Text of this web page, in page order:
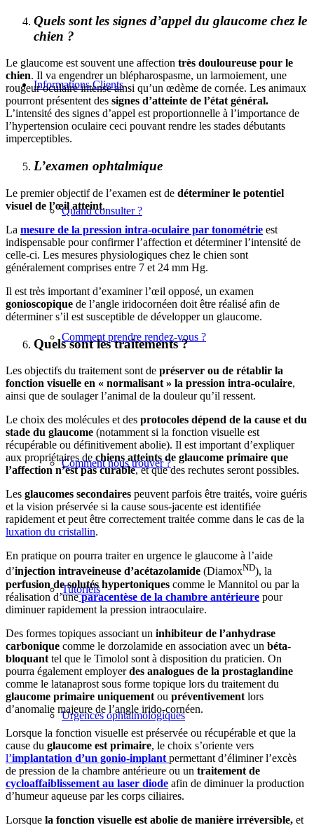
Informations Clients
Quand consulter ?
Comment prendre rendez-vous ?
Comment nous trouver ?
Tutoriels
Urgences ophtalmologiques
Quels sont les signes d’appel du glaucome chez le
chien ?
Le glaucome est souvent une affection très douloureuse pour le
chien. Il va engendrer un blépharospasme, un larmoiement, une
rougeur oculaire intense ainsi qu’un œdème de cornée. Les animaux
pourront présentent des signes d’atteinte de l’état général.
L’intensité des signes d’appel est proportionnelle à l’importance de
l’hypertension oculaire ceci pouvant rendre les stades débutants
imperceptibles.
L’examen ophtalmique
Le premier objectif de l’examen est de déterminer le potentiel
visuel de l’œil atteint.
La mesure de la pression intra-oculaire par tonométrie est
indispensable pour confirmer l’affection et déterminer l’intensité de
celle-ci. Les mesures physiologiques chez le chien sont
généralement comprises entre 7 et 24 mm Hg.
Il est très important d’examiner l’œil opposé, un examen
gonioscopique de l’angle iridocornéen doit être réalisé afin de
déterminer s’il est susceptible de développer un glaucome.
Quels sont les traitements ?
Les objectifs du traitement sont de préserver ou de rétablir la
fonction visuelle en « normalisant » la pression intra-oculaire,
ainsi que de soulager l’animal de la douleur qu’il ressent.
Le choix des molécules et des protocoles dépend de la cause et du
stade du glaucome (notamment si la fonction visuelle est
récupérable ou définitivement abolie). Il est important d’expliquer
aux propriétaires de chiens atteints de glaucome primaire que
l’affection n’est pas curable, et que des rechutes seront possibles.
Les glaucomes secondaires peuvent parfois être traités, voire guéris
et la vision préservée si la cause sous-jacente est identifiée
rapidement et peut être correctement traitée comme dans le cas de la
luxation du cristallin.
En pratique on pourra traiter en urgence le glaucome à l’aide
d’injection intraveineuse d’acétazolamide (DiamoxND), la
perfusion de solutés hypertoniques comme le Mannitol ou par la
réalisation d’une paracentèse de la chambre antérieure pour
diminuer rapidement la pression intraoculaire.
Des formes topiques associant un inhibiteur de l’anhydrase
carbonique comme le dorzolamide en association avec un béta-
bloquant tel que le Timolol sont à disposition du praticien. On
pourra également employerdes analogues de la prostaglandine
comme le latanaprost sous forme topique lors du traitement du
glaucome primaire uniquement ou préventivement lors
d’anomalie majeure de l’angle irido-cornéen.
Lorsque la fonction visuelle est préservée ou récupérable et que la
cause du glaucome est primaire, le choix s’oriente vers
l’implantation d’un gonio-implant permettant d’éliminer l’excès
de pression de la chambre antérieure ou un traitement de
cycloaffaiblissement au laser diode afin de diminuer la production
d’humeur aqueuse par les corps ciliaires.
Lorsque la fonction visuelle est abolie de manière irréversible, et